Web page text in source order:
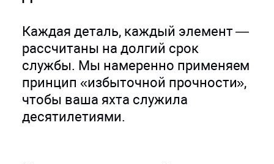
Каждая деталь, каждый элемент —
рассчитаны на долгий срок
службы. Мы намеренно применяем
принцип «избыточной прочности»,
чтобы ваша яхта служила
десятилетиями.